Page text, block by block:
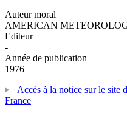
Auteur moral
AMERICAN
Editeur
-
Année de publication
1976
Accès à la notice sur le site
France